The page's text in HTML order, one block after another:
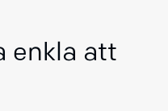
enkla att